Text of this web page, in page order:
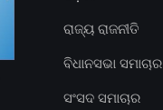
ରାଜ୍ୟ ରାଜନୀତି
ବିଧାନସଭା ସମାଚାର
ସଂସଦ ସମାଚାର